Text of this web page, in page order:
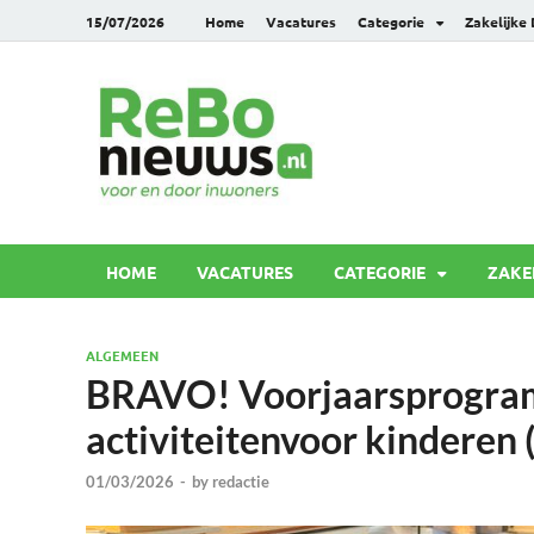
15/07/2026 Home Vacatures Categorie Zakelijke
HOME VACATURES CATEGORIE
ALGEMEEN
BRAVO!
activiteitenvoor kinderen
01/03/2026 - by redactie